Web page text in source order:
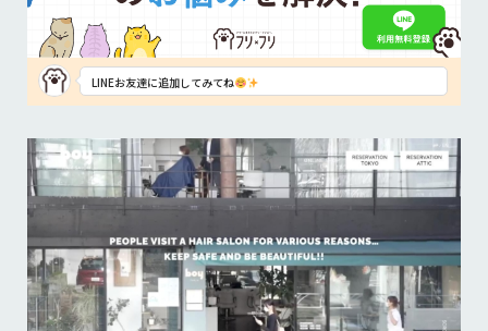
LINEお友達に追加してみてね